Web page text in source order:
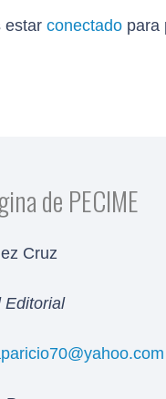
estar conectado para
de PECIME
Cruz
Editorial